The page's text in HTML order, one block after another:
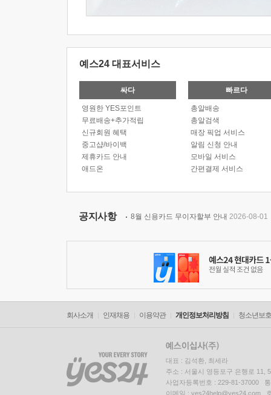
예스24 대표서비스
싸다
영원한 YES포인트
무료배송+추가적립
신규회원 혜택
중고샵/바이백
제휴카드 안내
애드온
빠르다
총알배송
총알검색
매장 픽업 서비스
알림 신청 안내
모바일 서비스
간편결제 서비스
공지사항 8월 신용카드 무이자할부 안내 2026-08-01
회사소개 인재채용 이용약관 개인정보처리방침 청소년보
대표 : 김석환, 최세라
주소 : 서울시 영등포구 은행로 11,
사업자등록번호 : 229-81-37000
이메일 : yes24help@yes24.com